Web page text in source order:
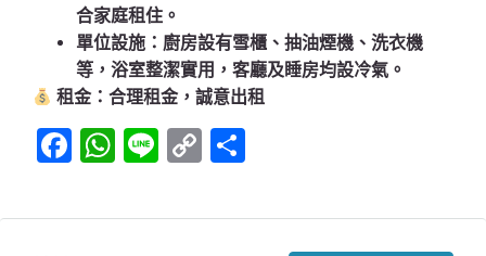
合家庭租住。
單位設施 ：廚房設有雪櫃、抽油煙機、洗衣機
等，浴室整潔實用，客廳及睡房均設冷氣。
租金：合理租金，誠意出租
Facebook
WhatsApp
LineCopy